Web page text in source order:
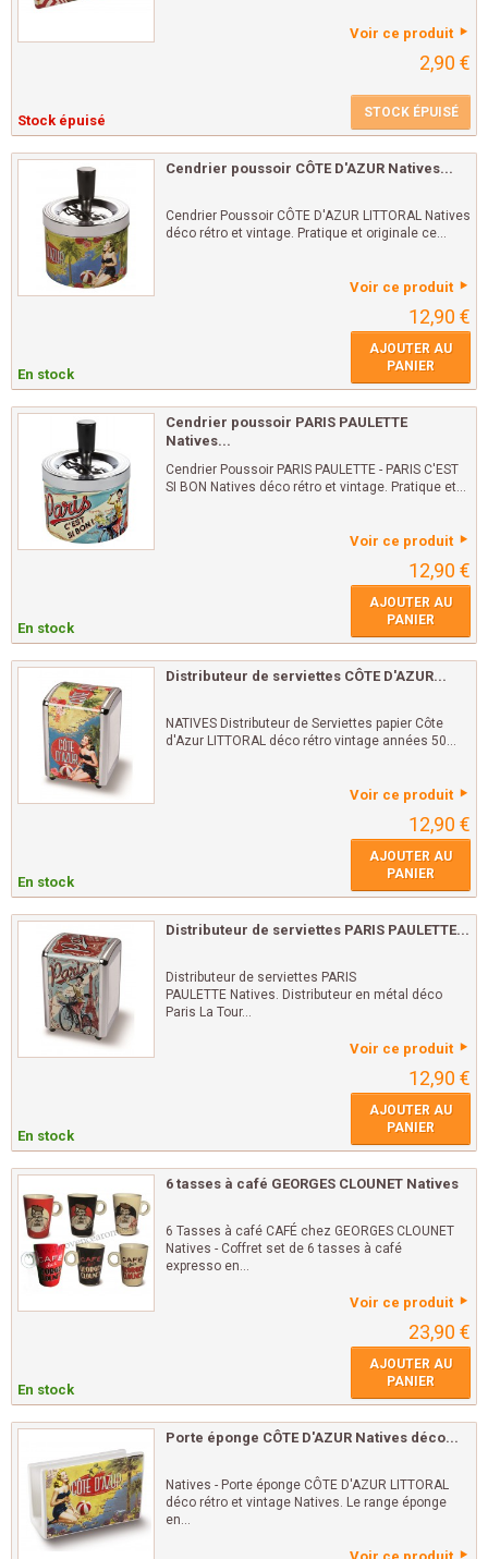
Voir ce produit
2,90 €
Stock épuisé STOCK ÉPUISÉ
Cendrier poussoir CÔTE D'AZUR Natives...
Cendrier Poussoir CÔTE D'AZUR LITTORAL Natives
déco rétro et vintage. Pratique et originale ce...
Voir ce produit
12,90 €
En stock
AJOUTER AU
PANIER
Cendrier poussoir PARIS PAULETTE
Natives...
Cendrier Poussoir PARIS PAULETTE - PARIS C'EST
SI BON Natives déco rétro et vintage. Pratique et...
Voir ce produit
12,90 €
En stock
AJOUTER AU
PANIER
Distributeur de serviettes CÔTE D'AZUR...
NATIVES Distributeur de Serviettes papier Côte
d'Azur LITTORAL déco rétro vintage années 50...
Voir ce produit
12,90 €
En stock
AJOUTER AU
PANIER
Distributeur de serviettes PARIS PAULETTE...
Distributeur de serviettes PARIS
PAULETTE Natives. Distributeur en métal déco
Paris La Tour...
Voir ce produit
12,90 €
En stock
AJOUTER AU
PANIER
6 tasses à café GEORGES CLOUNET Natives
6 Tasses à café CAFÉ chez GEORGES CLOUNET
Natives - Coffret set de 6 tasses à café
expresso en...
Voir ce produit
23,90 €
En stock
AJOUTER AU
PANIER
Porte éponge CÔTE D'AZUR Natives déco...
Natives - Porte éponge CÔTE D'AZUR LITTORAL
déco rétro et vintage Natives. Le range éponge
en...